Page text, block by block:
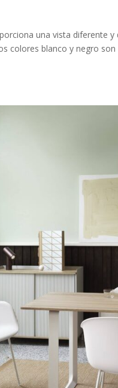
una vista diferente
colores blanco y negro